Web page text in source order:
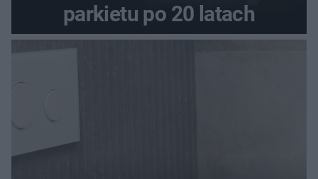
parkietu po 20 latach